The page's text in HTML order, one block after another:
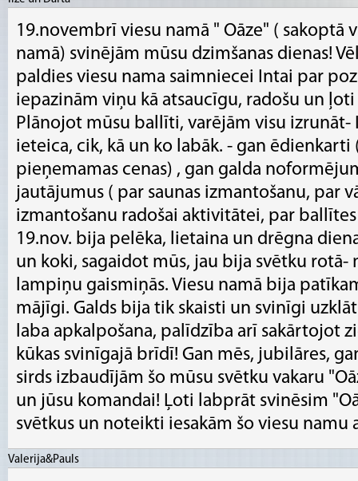
19.novembrī viesu namā " Oāze" ( sakoptā
namā) svinējām mūsu dzimšanas dienas!
paldies viesu nama saimniecei Intai par
iepazinām viņu kā atsaucīgu, radošu un
Plānojot mūsu ballīti, varējām visu izrunāt-
ieteica, cik, kā un ko labāk. - gan ēdienkarti
pieņemamas cenas) , gan galda
jautājumus ( par saunas izmantošanu, par
izmantošanu radošai aktivitātei, par
19.nov. bija pelēka, lietaina un drēgna
un koki, sagaidot mūs, jau bija svētku rotā-
lampiņu gaismiņās. Viesu namā bija
mājīgi. Galds bija tik skaisti un svinīgi
laba apkalpošana, palīdzība arī sakārtojot
kūkas svinīgajā brīdī! Gan mēs, jubilāres,
sirds izbaudījām šo mūsu svētku vakaru
un jūsu komandai! Ļoti labprāt svinēsim
svētkus un noteikti iesakām šo viesu namu
Valerija&Pauls